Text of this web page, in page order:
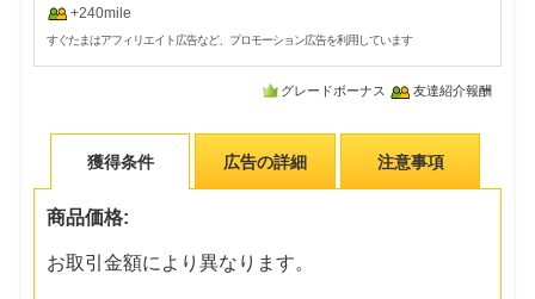
+240mile
すぐたまはアフィリエイト広告など、プロモーション広告を利用しています
グレードボーナス 友達紹介報酬
獲得条件 広告の詳細 注意事項
商品価格:
お取引金額により異なります。